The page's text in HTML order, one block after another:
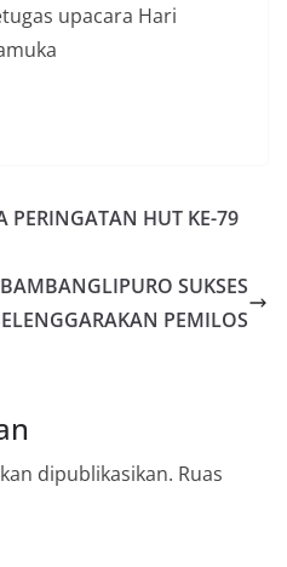
upacara Hari
PERINGATAN HUT KE-79
SUKSES
PEMILOS
dipublikasikan. Ruas